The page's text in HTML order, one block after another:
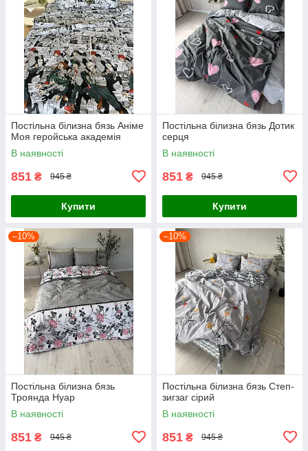
Постільна білизна бязь Аніме
Моя геройська академія
В наявності
851 ₴ 945 ₴
Купити
Постільна білизна бязь Дотик
серця
В наявності
851 ₴ 945 ₴
Купити
–10%
Постільна білизна бязь
Троянда Нуар
В наявності
851 ₴ 945 ₴
–10%
Постільна білизна бязь Степ-
зигзаг сірий
В наявності
851 ₴ 945 ₴